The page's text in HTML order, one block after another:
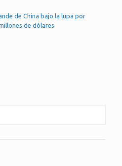
de China bajo la lupa por
de dólares